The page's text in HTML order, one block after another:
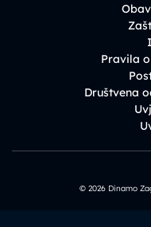
Pravila
Društvena
© 2026 Dinamo